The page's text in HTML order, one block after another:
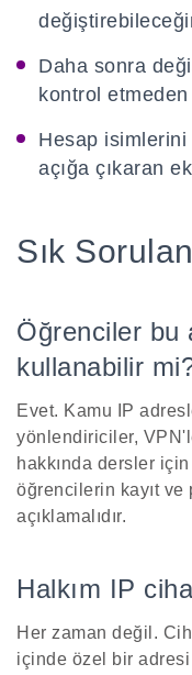
Daha sonra
kontrol
Hesap isimlerini
açığa çıkaran
Sık
Öğrenciler bu
kullanabilir
Evet. Kamu IP
yönlendiriciler,
hakkında dersler
öğrencilerin kayıt
açıklamalıdır.
Halkım IP
Her zaman değil.
içinde özel bir adresi